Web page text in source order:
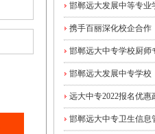
邯郸远大发展中等专业
携手百丽深化校企合作
邯郸远大中专学校厨师
邯郸远大发展中专学校
远大中专2022报名优惠
邯郸远大中专卫生信息